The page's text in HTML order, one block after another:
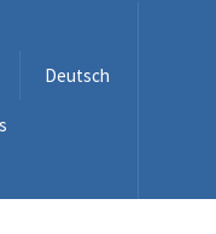
Deutsch